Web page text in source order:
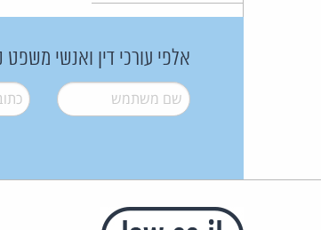
אלפי עורכי דין ואנשי
שם משתמש* דואל*